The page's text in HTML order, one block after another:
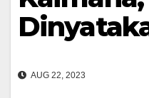
AUG 22, 2023